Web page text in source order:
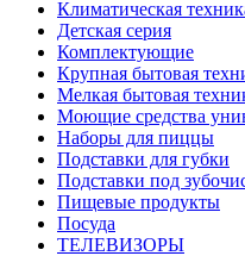
Климатическая
Детская серия
Комплектующие
Крупная бытовая
Мелкая бытовая
Моющие средства
Наборы для пиццы
Подставки для губки
Подставки под
Пищевые продукты
Посуда
ТЕЛЕВИЗОРЫ